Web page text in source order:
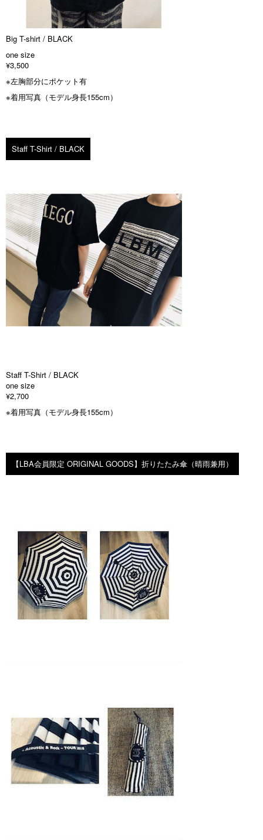
Big T-shirt / BLACK
one size
¥3,500
※左胸部分にポケット有
※着用写真（モデル身長155cm）
Staff T-Shirt / BLACK
Staff T-Shirt / BLACK
one size
¥2,700
※着用写真（モデル身長155cm）
【LBA会員限定 ORIGINAL GOODS】折りたたみ傘（晴雨兼用）